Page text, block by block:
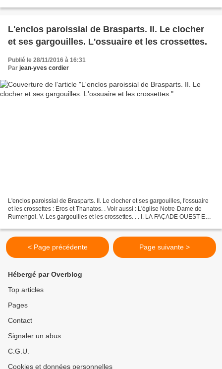
L'enclos paroissial de Brasparts. II. Le clocher
et ses gargouilles. L'ossuaire et les crossettes.
Publié le 28/11/2016 à 16:31
Par jean-yves cordier
L'enclos paroissial de Brasparts. II. Le clocher et ses gargouilles, l'ossuaire
et les crossettes : Eros et Thanatos. . Voir aussi : L'église Notre-Dame de
Rumengol. V. Les gargouilles et les crossettes. . . I. LA FAÇADE OUEST ET
< Page précédente Page suivante >
Hébergé par Overblog
Top articles
Pages
Contact
Signaler un abus
C.G.U.
Cookies et données personnelles